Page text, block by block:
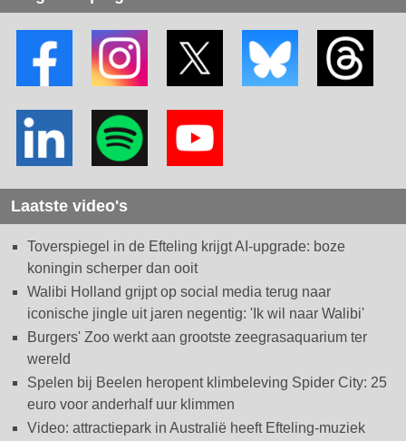
Laatste video's
Toverspiegel in de Efteling krijgt AI-upgrade: boze
koningin scherper dan ooit
Walibi Holland grijpt op social media terug naar
iconische jingle uit jaren negentig: 'Ik wil naar Walibi'
Burgers' Zoo werkt aan grootste zeegrasaquarium ter
wereld
Spelen bij Beelen heropent klimbeleving Spider City: 25
euro voor anderhalf uur klimmen
Video: attractiepark in Australië heeft Efteling-muziek